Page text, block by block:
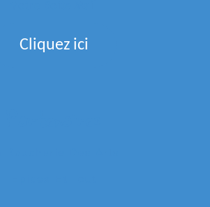
Cliquez ici